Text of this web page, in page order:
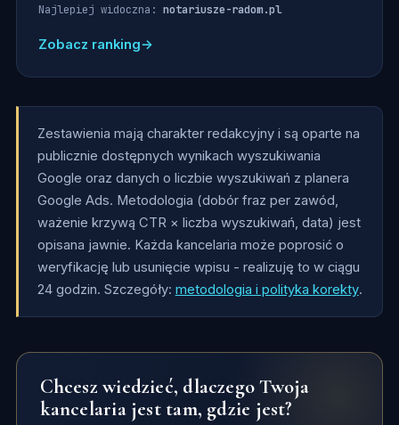
Najlepiej widoczna: notariusze-radom.pl
Zobacz ranking→
Zestawienia mają charakter redakcyjny i są oparte na
publicznie dostępnych wynikach wyszukiwania
Google oraz danych o liczbie wyszukiwań z planera
Google Ads. Metodologia (dobór fraz per zawód,
ważenie krzywą CTR × liczba wyszukiwań, data) jest
opisana jawnie. Każda kancelaria może poprosić o
weryfikację lub usunięcie wpisu - realizuję to w ciągu
24 godzin. Szczegóły: metodologia i polityka korekty.
Chcesz wiedzieć, dlaczego Twoja
kancelaria jest tam, gdzie jest?